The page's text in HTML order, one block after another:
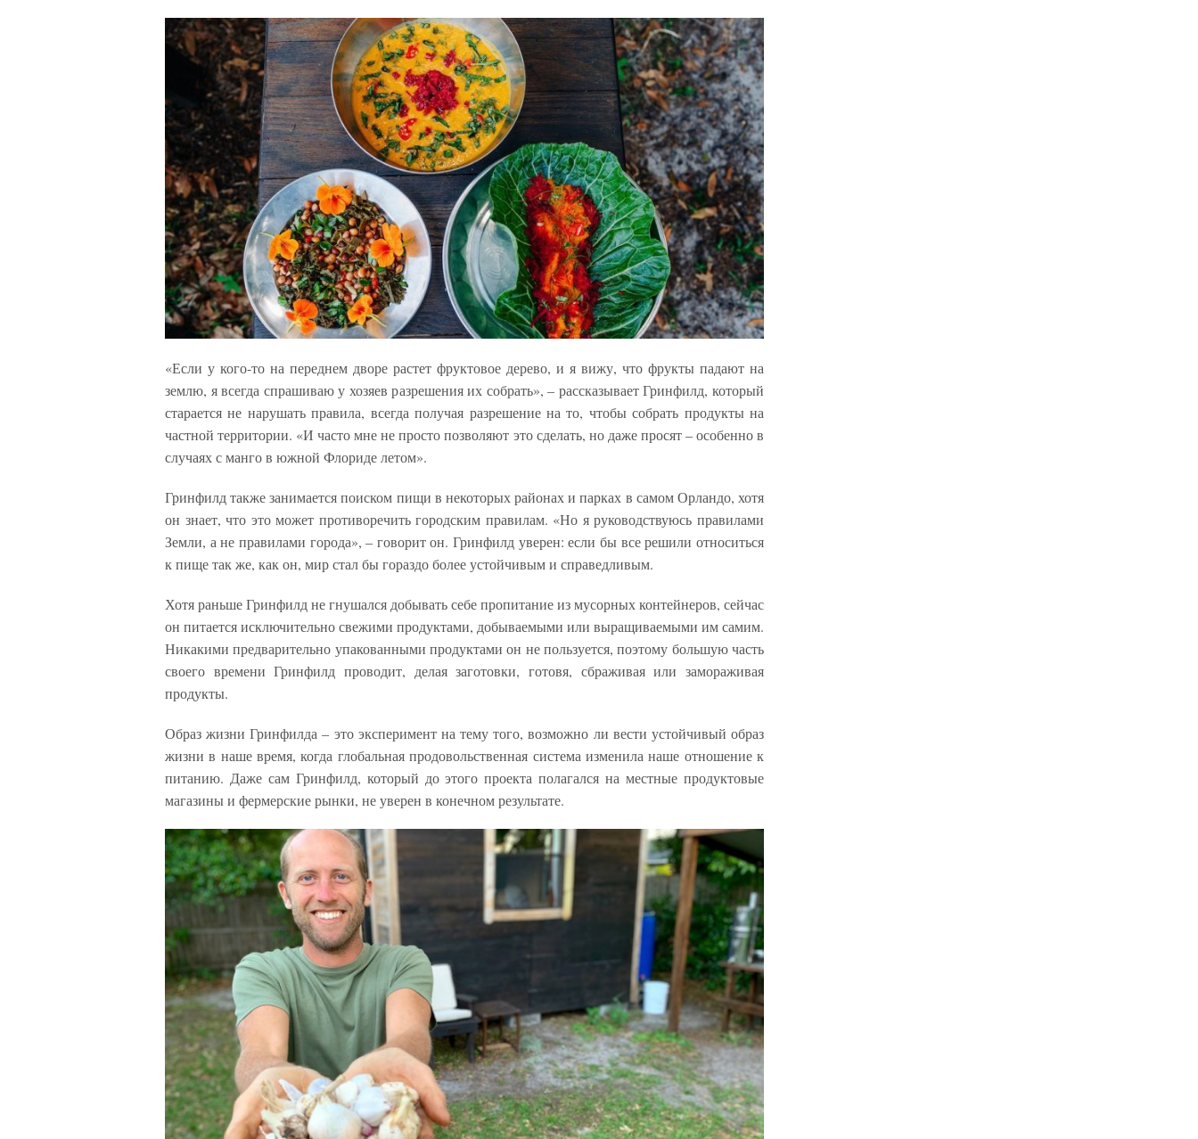
«Если у кого-то на переднем дворе растет фруктовое дерево, и я вижу, что фрукты падают на
землю, я всегда спрашиваю у хозяев разрешения их собрать», – рассказывает Гринфилд, который
старается не нарушать правила, всегда получая разрешение на то, чтобы собрать продукты на
частной территории. «И часто мне не просто позволяют это сделать, но даже просят – особенно в
случаях с манго в южной Флориде летом».
Гринфилд также занимается поиском пищи в некоторых районах и парках в самом Орландо, хотя
он знает, что это может противоречить городским правилам. «Но я руководствуюсь правилами
Земли, а не правилами города», – говорит он. Гринфилд уверен: если бы все решили относиться
к пище так же, как он, мир стал бы гораздо более устойчивым и справедливым.
Хотя раньше Гринфилд не гнушался добывать себе пропитание из мусорных контейнеров, сейчас
он питается исключительно свежими продуктами, добываемыми или выращиваемыми им самим.
Никакими предварительно упакованными продуктами он не пользуется, поэтому большую часть
своего времени Гринфилд проводит, делая заготовки, готовя, сбраживая или замораживая
продукты.
Образ жизни Гринфилда – это эксперимент на тему того, возможно ли вести устойчивый образ
жизни в наше время, когда глобальная продовольственная система изменила наше отношение к
питанию. Даже сам Гринфилд, который до этого проекта полагался на местные продуктовые
магазины и фермерские рынки, не уверен в конечном результате.